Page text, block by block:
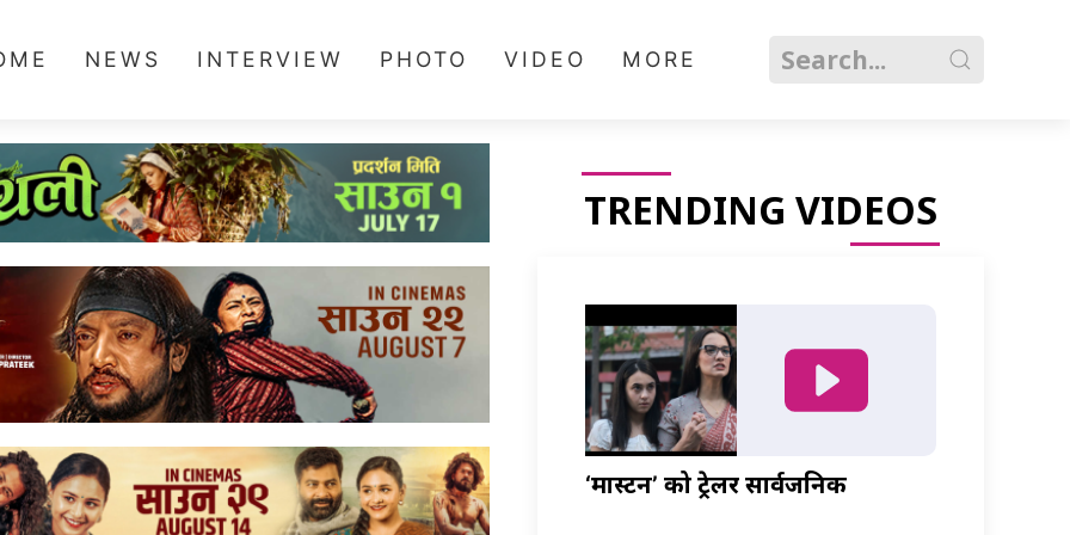
NEWS INTERVIEW PHOTO VIDEO MORE
TRENDING VIDEOS
‘मास्टर्नी’ को ट्रेलर सार्वजनिक